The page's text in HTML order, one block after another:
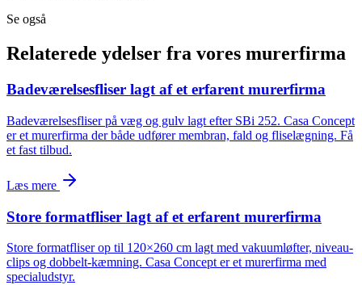
Se også
Relaterede ydelser fra vores murerfirma
Badeværelsesfliser lagt af et erfarent murerfirma
Badeværelsesfliser på væg og gulv lagt efter SBi 252. Casa Concept
er et murerfirma der både udfører membran, fald og fliselægning. Få
et fast tilbud.
Læs mere
Store formatfliser lagt af et erfarent murerfirma
Store formatfliser op til 120×260 cm lagt med vakuumløfter, niveau-
clips og dobbelt-kæmning. Casa Concept er et murerfirma med
specialudstyr.